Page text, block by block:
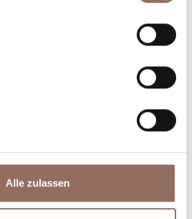
Alle zulassen